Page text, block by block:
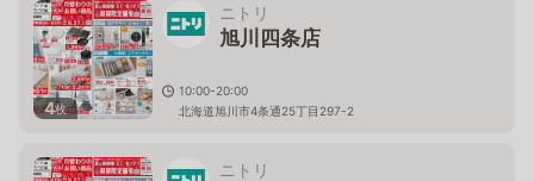
4枚
ニトリ
旭川四条店
10:00-20:00
北海道旭川市4条通25丁目297-2
ニトリ